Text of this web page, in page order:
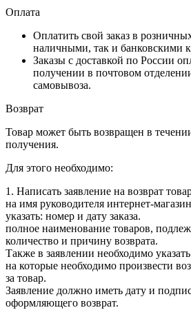
Оплата
Оплатить свой заказ в
наличными, так и банковскими
Заказы с доставкой по России
получении в почтовом
самовывоза.
Возврат
Товар может быть возвращен в
получения.
Для этого необходимо:
1. Написать заявление на возврат
на имя руководителя интернет-
указать: номер и дату заказа.
полное наименование товаров,
количество и причину возврата.
Также в заявлении необходимо
на которые необходимо произвести
за товар.
Заявление должно иметь дату и
оформляющего возврат.